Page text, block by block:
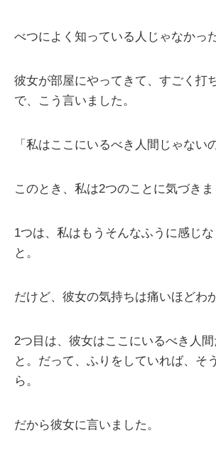
べつによく知っている人じゃなかっ
彼女が部屋にやってきて、すごく打
で、こう言いました。
「私はここにいるべき人間じゃない
このとき、私は2つのことに気づきま
1つは、私はもうそんなふうに感じな
と。
だけど、彼女の気持ちは痛いほどわ
2つ目は、彼女はここにいるべき人間
と。だって、ふりをしていれば、そ
ら。
だから彼女に言いました。